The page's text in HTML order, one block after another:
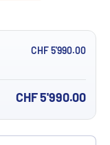
CHF 5'990.00
CHF 5'990.00